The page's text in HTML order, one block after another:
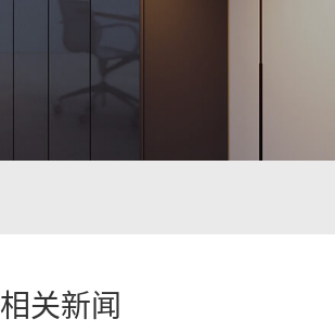
相关新闻